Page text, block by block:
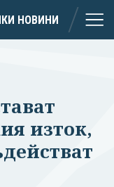
НОВИНИ
изток,